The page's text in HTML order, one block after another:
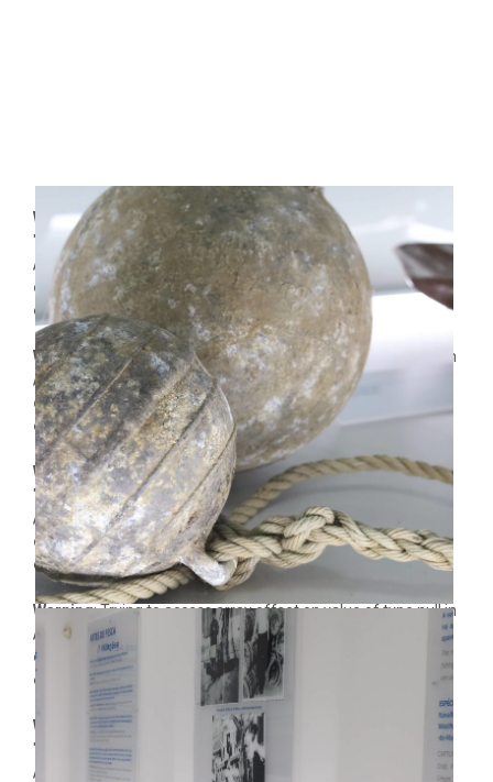
Warning: Undefined array key
"dethemekit_gallery_image_cell_tablet" in
/home/rk9s5y0dt5go/public_html/wp-
content/plugins/dethemekit-for-
elementor/widgets/dethemekit-grid.php
on line
Warning: Trying to access array offset on value of type null in
/home/rk9s5y0dt5go/public_html/wp-
content/plugins/dethemekit-for-
elementor/widgets/dethemekit-grid.phpon line
Warning: Undefined array key
"dethemekit_gallery_image_vcell_tablet" in
/home/rk9s5y0dt5go/public_html/wp-
content/plugins/dethemekit-for-
elementor/widgets/dethemekit-grid.php
on line 2505
Warning: Trying to access array offset on value of type null in
/home/rk9s5y0dt5go/public_html/wp-
content/plugins/dethemekit-for-
elementor/widgets/dethemekit-grid.php
Warning: Undefined array key
"dethemekit_gallery_image_cell_tablet" in
/home/rk9s5y0dt5go/public_html/wp-